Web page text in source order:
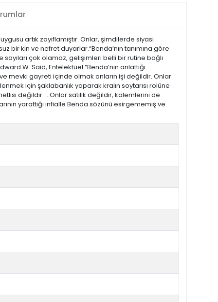
artık zayıflamıştır. Onlar, şimdilerde siyasi
bir kin ve nefret duyarlar.“Benda’nın tanımına göre
çok olamaz, gelişimleri belli bir rutine bağlı
W. Said, Entelektüel “Benda’nın anlattığı
mevki gayreti içinde olmak onların işi değildir. Onlar
için şaklabanlık yaparak kralın soytarısı rolüne
değildir. ...Onlar satılık değildir, kalemlerini de
yarattığı infialle Benda sözünü esirgememiş ve